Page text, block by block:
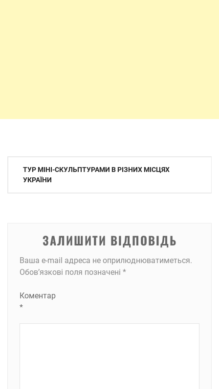
Навігація
записів
ТУР МІНІ-СКУЛЬПТУРАМИ В РІЗНИХ МІСЦЯХ
УКРАЇНИ
ЗАЛИШИТИ ВІДПОВІДЬ
Ваша e-mail адреса не оприлюднюватиметься.
Обов’язкові поля позначені *
Коментар
*